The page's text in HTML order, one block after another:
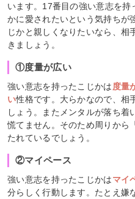
います。17番目の強い意志を
かに愛されたいという気持ちが
じかと親しくなりたいなら、相
きましょう。
①度量が広い
強い意志を持ったこじかは 度量
い性格です。大らかなので、相
しょう。またメンタルが落ち着
慌てません。そのため周りから
たれているでしょう。
②マイペース
強い意志を持ったこじかはマイ
分らしく行動します。たとえ嫌